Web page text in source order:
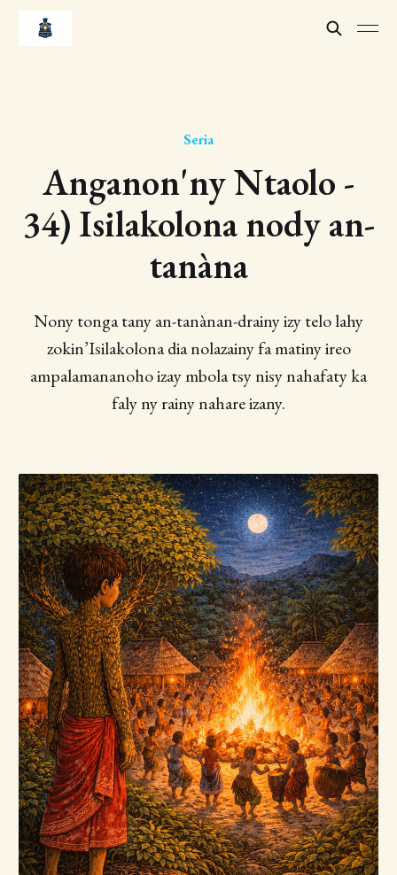
Seria
Anganon'ny Ntaolo -
34) Isilakolona nody an-
tanàna
Nony tonga tany an-tanànan-drainy izy telo lahy
zokin’Isilakolona dia nolazainy fa matiny ireo
ampalamananoho izay mbola tsy nisy nahafaty ka
faly ny rainy nahare izany.